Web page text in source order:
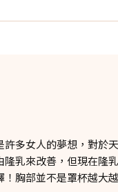
多女人的夢想，對於
乳來改善，但現在隆
胸部並不是罩杯越大